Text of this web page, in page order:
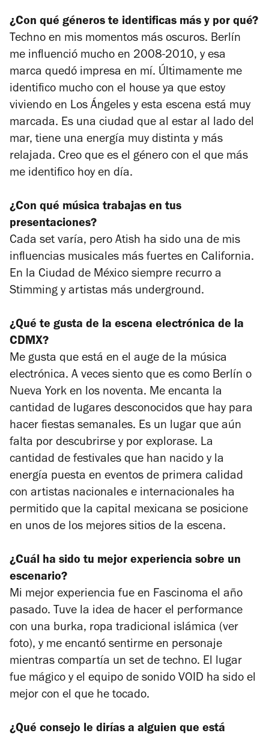
¿Con qué géneros te identificas más y por qué?
Techno en mis momentos más oscuros. Berlín
me influenció mucho en 2008-2010, y esa
marca quedó impresa en mí. Últimamente me
identifico mucho con el house ya que estoy
viviendo en Los Ángeles y esta escena está muy
marcada. Es una ciudad que al estar al lado del
mar, tiene una energía muy distinta y más
relajada. Creo que es el género con el que más
me identifico hoy en día.
¿Con qué música trabajas en tus
presentaciones?
Cada set varía, pero Atish ha sido una de mis
influencias musicales más fuertes en California.
En la Ciudad de México siempre recurro a
Stimming y artistas más underground.
¿Qué te gusta de la escena electrónica de la
CDMX?
Me gusta que está en el auge de la música
electrónica. A veces siento que es como Berlín o
Nueva York en los noventa. Me encanta la
cantidad de lugares desconocidos que hay para
hacer fiestas semanales. Es un lugar que aún
falta por descubrirse y por explorase. La
cantidad de festivales que han nacido y la
energía puesta en eventos de primera calidad
con artistas nacionales e internacionales ha
permitido que la capital mexicana se posicione
en unos de los mejores sitios de la escena.
¿Cuál ha sido tu mejor experiencia sobre un
escenario?
Mi mejor experiencia fue en Fascinoma el año
pasado. Tuve la idea de hacer el performance
con una burka, ropa tradicional islámica (ver
foto), y me encantó sentirme en personaje
mientras compartía un set de techno. El lugar
fue mágico y el equipo de sonido VOID ha sido el
mejor con el que he tocado.
¿Qué consejo le dirías a alguien que está